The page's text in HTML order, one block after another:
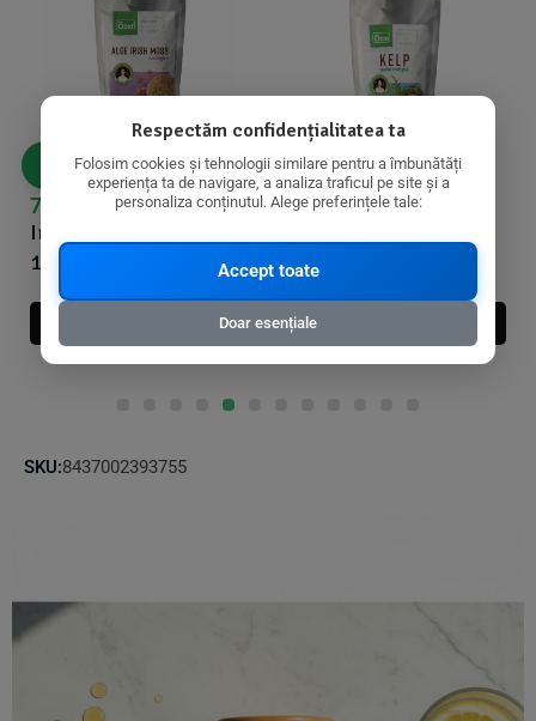
Irish Moss Organic Raw,
125g - Obio
76,98lei
75,81
Adauga In Cos
Obio
45,60lei
43,32lei
SKU:8437002393755
Respectăm confidențialitatea ta
Folosim cookies și tehnologii similare pentru a îmbunătăți
experiența ta de navigare, a analiza traficul pe site și a
personaliza conținutul. Alege preferințele tale:
Accept toate
Doar esențiale